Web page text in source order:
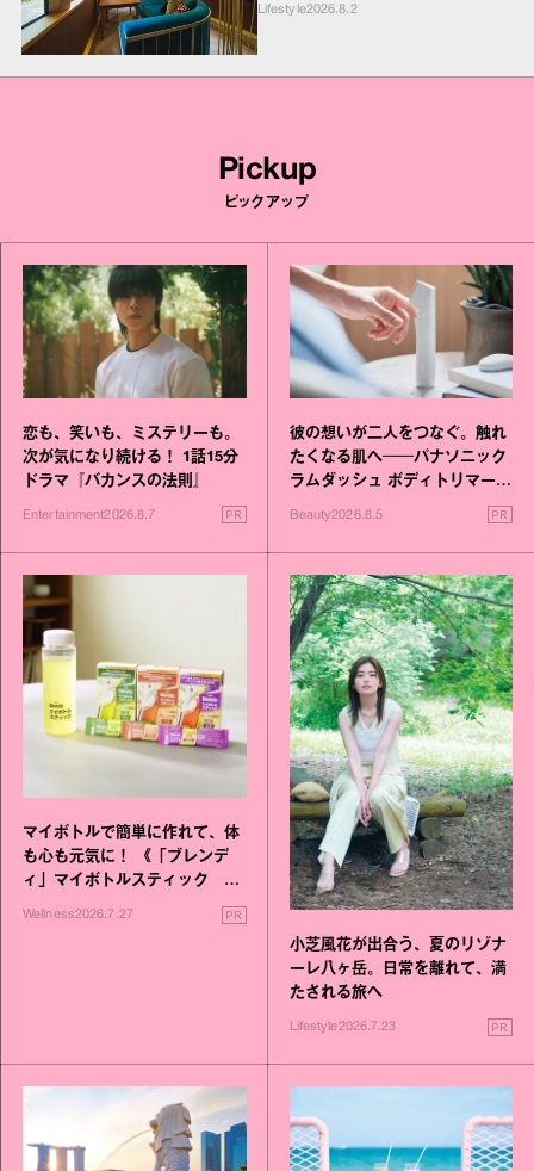
Lifestyle2026.8.2
Pickup
ピックアップ
恋も、笑いも、ミステリーも。
次が気になり続ける！ 1話15分
ドラマ『バカンスの法則』
Entertainment2026.8.7 PR
彼の想いが二人をつなぐ。触れ
たくなる肌へ──パナソニック
ラムダッシュ ボディトリマーが
Beauty2026.8.5 PR
マイボトルで簡単に作れて、体
も心も元気に！ 《「ブレンデ
ィ」マイボトルスティック い
いこと毎日》シリーズが誕生
Wellness2026.7.27 PR
小芝風花が出合う、夏のリゾナ
ーレ八ヶ岳。日常を離れて、満
たされる旅へ
Lifestyle2026.7.23 PR